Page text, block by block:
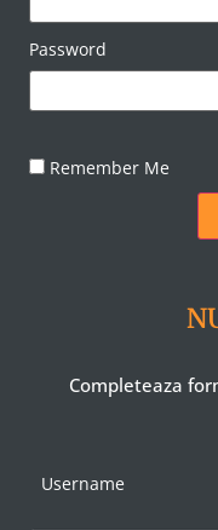
Password
Remember Me
Completeaza
Username